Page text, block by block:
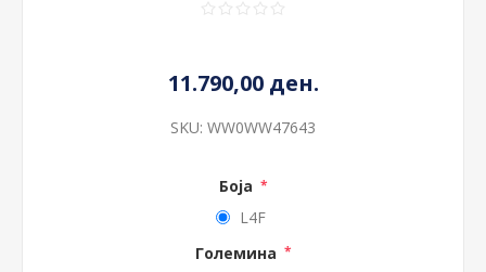
11.790,00 ден.
SKU: WW0WW47643
Боја *
L4F
Големина *